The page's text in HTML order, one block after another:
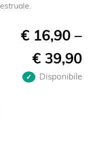
€ 16,90 –
€ 39,90
Disponibile